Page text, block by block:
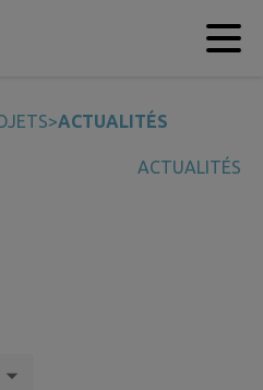
>ACTUALITÉS
ACTUALITÉS